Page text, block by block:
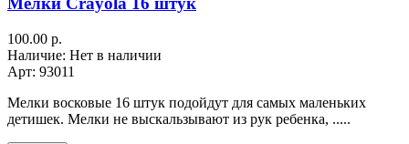
100.00 р.
Наличие: Нет в наличии
Арт: 93011
Мелки восковые 16 штук подойдут для самых маленьких
детишек. Мелки не выскальзывают из рук ребенка, .....